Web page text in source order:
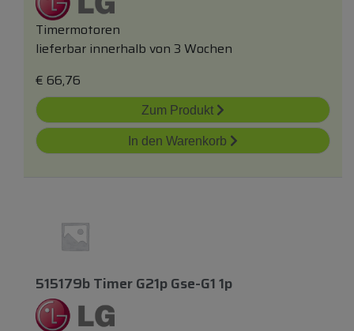
Timermotoren
lieferbar innerhalb von 3 Wochen
€ 66,76
Zum Produkt
In den Warenkorb
515179b Timer G21p Gse-G1 1p